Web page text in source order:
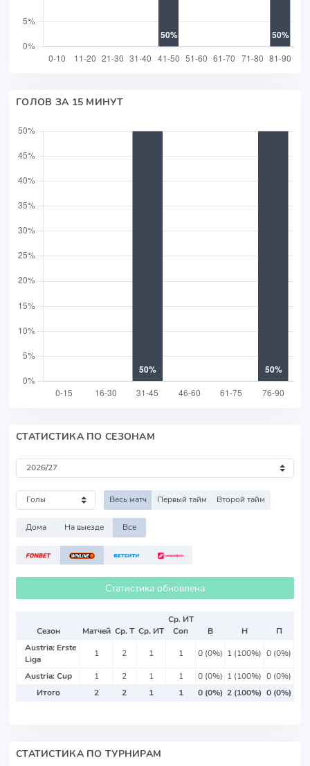
ГОЛОВ ЗА 15 МИНУТ
СТАТИСТИКА ПО СЕЗОНАМ
Весь матч Первый тайм Второй тайм
Дома На выезде Все
Статистика обновлена
Сезон Матчей Ср. Т Ср. ИТ
Ср. ИТ
Соп
В Н
П
Austria: Erste
Liga
1 2 1 1 0 (0%) 1 (100%) 0 (0%)
Austria: Cup 1 2 1 1 0 (0%) 1 (100%) 0 (0%)
Итого
2 2 1 1 0 (0%) 2 (100%) 0 (0%)
СТАТИСТИКА ПО ТУРНИРАМ